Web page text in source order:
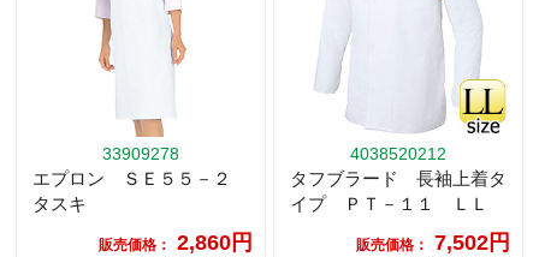
33909278
エプロン ＳＥ５５－２
タスキ
販売価格： 2,860円
4038520212
タフブラード 長袖上着タ
イプ ＰＴ－１１ ＬＬ
販売価格： 7,502円